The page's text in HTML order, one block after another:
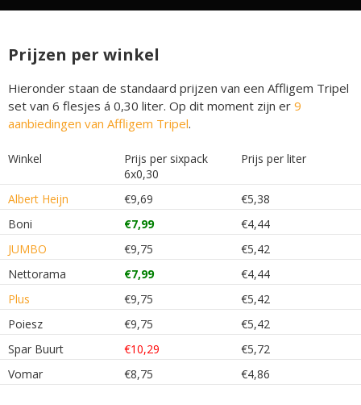
Prijzen per winkel
Hieronder staan de standaard prijzen van een Affligem Tripel
set van 6 flesjes á 0,30 liter. Op dit moment zijn er 9
aanbiedingen van Affligem Tripel.
Winkel
Prijs per sixpack
6x0,30
Prijs per liter
Albert Heijn €9,69
€5,38
Boni
€7,99
€4,44
JUMBO
€9,75
€5,42
Nettorama
€7,99
€4,44
Plus
€9,75
€5,42
Poiesz
€9,75
€5,42
Spar Buurt
€10,29
€5,72
Vomar
€8,75 €4,86